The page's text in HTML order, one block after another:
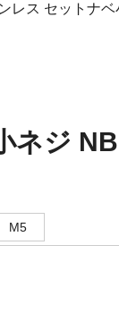
レス セットナ
ネジ
M5